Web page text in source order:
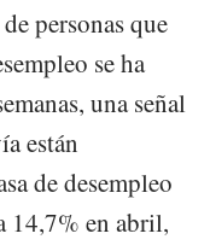
personas que
se ha
una señal
están
de desempleo
14,7% en abril,